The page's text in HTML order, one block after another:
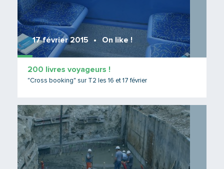
17 février 2015 On like !
200 livres voyageurs !
"Cross booking" sur T2 les 16 et 17 février